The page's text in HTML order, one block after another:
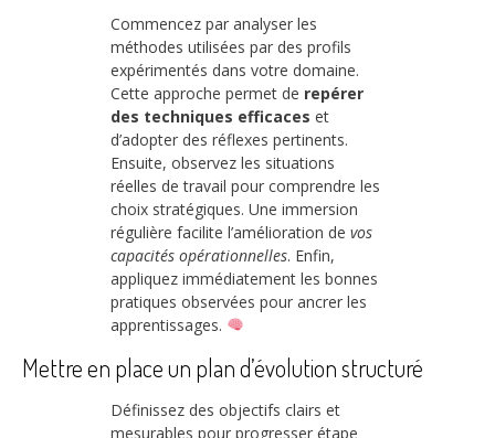
Commencez par analyser les
méthodes utilisées par des profils
expérimentés dans votre domaine.
Cette approche permet de repérer
des techniques efficaces et
d’adopter des réflexes pertinents.
Ensuite, observez les situations
réelles de travail pour comprendre les
choix stratégiques. Une immersion
régulière facilite l’amélioration de vos
capacités opérationnelles. Enfin,
appliquez immédiatement les bonnes
pratiques observées pour ancrer les
apprentissages.
Mettre en place un plan d’évolution structuré
Définissez des objectifs clairs et
mesurables pour progresser étape